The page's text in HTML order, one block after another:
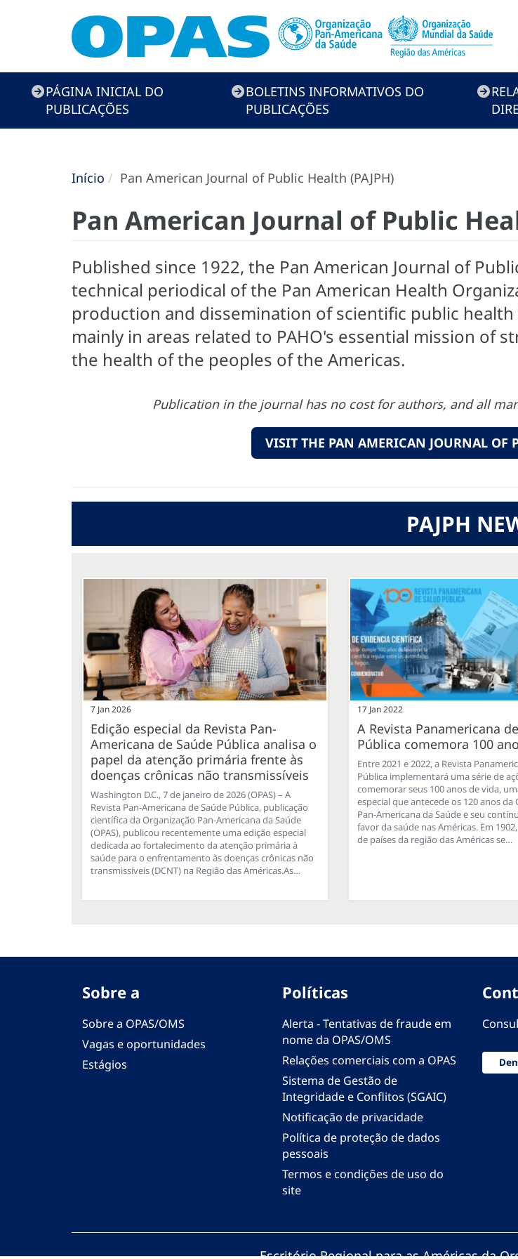
Menú
Publicaciones
PÁGINA INICIAL DO
PUBLICAÇÕES
BOLETINS INFORMATIVOS DO
PUBLICAÇÕES
Início Pan American Journal of Public Health (PAJPH)
Pan American Journal of Public
Published since 1922, the Pan American Journal of
technical periodical of the Pan American Health
production and dissemination of scientific public
mainly in areas related to PAHO's essential mission of
the health of the peoples of the Americas.
Publication in the journal has no cost for authors, and all
VISIT THE PAN AMERICAN JOURNAL OF
PAJPH
7 Jan 2026
Edição especial da Revista Pan-
Americana de Saúde Pública analisa o
papel da atenção primária frente às
doenças crônicas não transmissíveis
Washington D.C., 7 de janeiro de 2026 (OPAS) – A
Revista Pan-Americana de Saúde Pública, publicação
científica da Organização Pan-Americana da Saúde
(OPAS), publicou recentemente uma edição especial
dedicada ao fortalecimento da atenção primária à
saúde para o enfrentamento às doenças crônicas não
transmissíveis (DCNT) na Região das Américas.As…
17 Jan 2022
A Revista Panamericana
Pública comemora 100
Entre 2021 e 2022, a Revista
Pública implementará uma série de
comemorar seus 100 anos de vida,
especial que antecede os 120 anos da
Pan-Americana da Saúde e seu
favor da saúde nas Américas. Em
de países da região das Américas se…
Sobre a
Sobre a OPAS/OMS
Vagas e oportunidades
Estágios
Políticas
Alerta - Tentativas de fraude em
nome da OPAS/OMS
Relações comerciais com a OPAS
Sistema de Gestão de
Integridade e Conflitos (SGAIC)
Notificação de privacidade
Política de proteção de dados
pessoais
Termos e condições de uso do
site
Escritório Regional para as Américas da